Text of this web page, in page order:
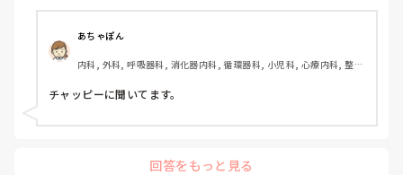
あちゃぽん
内科, 外科, 呼吸器科, 消化器内科, 循環器科, 小児科, 心療内科, 整形
合診療科, 救急科, 超急性期, ICU, CCU, HCU, その他の科, ママナー
ス, 外来, 神経内科, 脳神経外科, NICU, 消化器外科, 一般病院, 慢性
チャッピーに聞いてます。
回答をもっと見る